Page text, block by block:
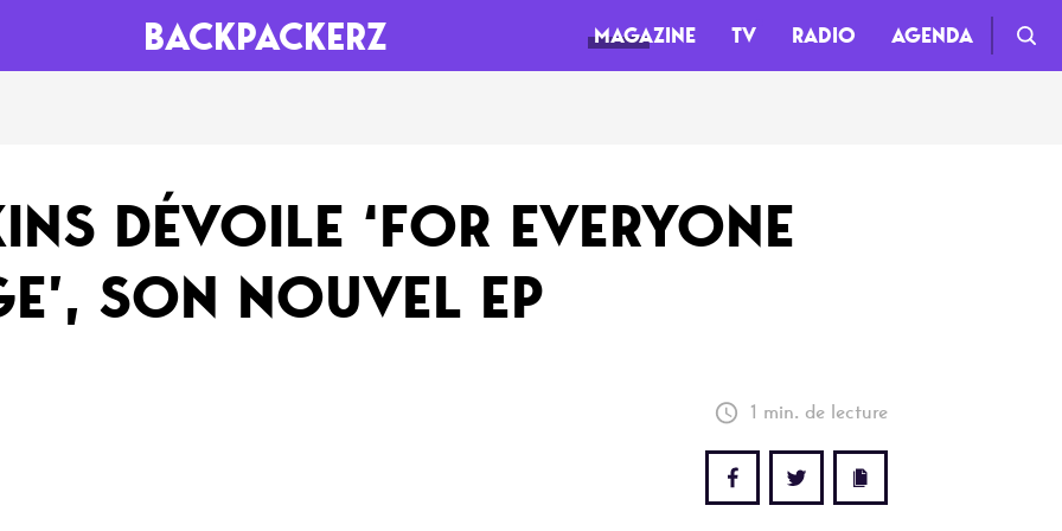
BACKPACKERZ MAGAZINE TV RADIO AGENDA
Paris
Festivals
Playlists
Podcasts
Mixes
Clips
DÉVOILE ‘FOR EVERYONE
SON NOUVEL EP
1 min. de lecture